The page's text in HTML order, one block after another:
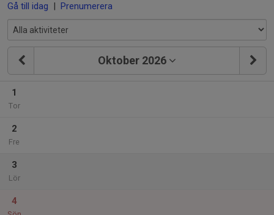
Gå till idag | Prenumerera
Oktober 2026
1
Tor
2
Fre
3
Lör
4